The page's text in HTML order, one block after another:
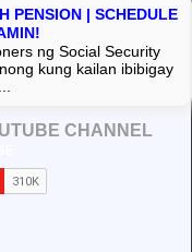
PENSION | SCHEDULE
ng Social Security
kung kailan ibibigay
CHANNEL